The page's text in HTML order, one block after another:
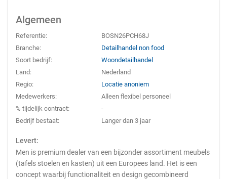
Algemeen
Referentie:
BOSN26PCH68J
Branche:
Detailhandel non food
Soort bedrijf:
Woondetailhandel
Land:
Nederland
Regio:
Locatie anoniem
Medewerkers:
Alleen flexibel personeel
% tijdelijk contract:
-
Bedrijf bestaat:
Langer dan 3 jaar
Levert:
Men is premium dealer van een bijzonder assortiment meubels
(tafels stoelen en kasten) uit een Europees land. Het is een
concept waarbij functionaliteit en design gecombineerd